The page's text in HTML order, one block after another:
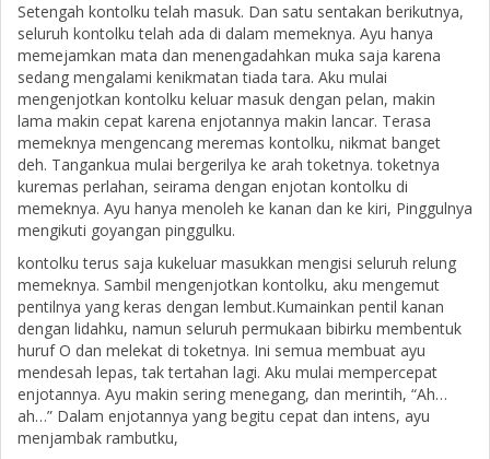
Setengah kontolku telah masuk. Dan satu sentakan berikutnya,
seluruh kontolku telah ada di dalam memeknya. Ayu hanya
memejamkan mata dan menengadahkan muka saja karena
sedang mengalami kenikmatan tiada tara. Aku mulai
mengenjotkan kontolku keluar masuk dengan pelan, makin
lama makin cepat karena enjotannya makin lancar. Terasa
memeknya mengencang meremas kontolku, nikmat banget
deh. Tangankua mulai bergerilya ke arah toketnya. toketnya
kuremas perlahan, seirama dengan enjotan kontolku di
memeknya. Ayu hanya menoleh ke kanan dan ke kiri, Pinggulnya
mengikuti goyangan pinggulku.
kontolku terus saja kukeluar masukkan mengisi seluruh relung
memeknya. Sambil mengenjotkan kontolku, aku mengemut
pentilnya yang keras dengan lembut.Kumainkan pentil kanan
dengan lidahku, namun seluruh permukaan bibirku membentuk
huruf O dan melekat di toketnya. Ini semua membuat ayu
mendesah lepas, tak tertahan lagi. Aku mulai mempercepat
enjotannya. Ayu makin sering menegang, dan merintih, “Ah…
ah…” Dalam enjotannya yang begitu cepat dan intens, ayu
menjambak rambutku,